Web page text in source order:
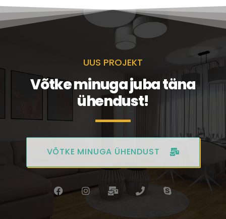
UUS PROJEKT
Võtke minuga juba täna
ühendust!
VÕTKE MINUGA ÜHENDUST